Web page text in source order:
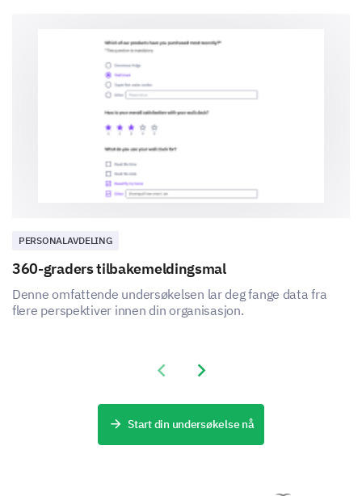
forslag eller innsikter du ønsker å dele.
Hvis det er noe annet du ønsker at vi skal vite
om dine arbeidserfaringer eller eventuelle
forslag for å forbedre arbeidsmiljøet, vennligst
PERSONALAVDELING
360-graders tilbakemeldingsmal
Denne omfattende undersøkelsen lar deg fange data fra
flere perspektiver innen din organisasjon.
Previous slide
Next slide
Start din undersøkelse nå